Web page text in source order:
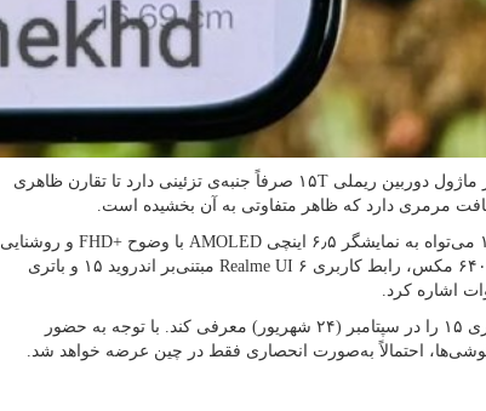
طبق گفته‌ی Yabhishekhd، حلقه‌ی سوم در ماژول دوربین ریملی ۱۵T صرفاً جنبه‌ی تزئینی دارد تا تقارن ظاهری
مرمری دارد که ظاهر متفاوتی به آن بخشیده است.
از دیگر ویژگی‌های مورد انتظار ریلمی ۱۵T می‌تواه به نمایشگر ۶٫۵ اینچی AMOLED با وضوح +FHD و روشنایی
حداکثری ۲۲۰۰ نیت، تراشه‌ی دیمنسیتی ۶۴۰۰ مکس، رابط کاربری Realme UI ۶ مبتنی‌بر اندروید ۱۵ و باتری
ریلمی قصد دارد نسخه چینی خانواده‌ی سری ۱۵ را در سپتامبر (۲۴ شهریور) معرفی کند. با توجه به حضور